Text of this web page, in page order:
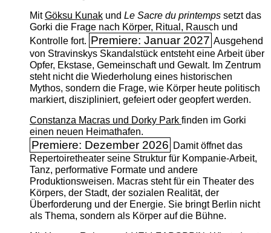
MitGöksu Kunakund Le Sacre du printempssetzt das
Gorki die Frage nach Körper, Ritual, Rausch und
Kontrolle fort. Premiere: Januar 2027 Ausgehend
von Stravinskys Skandalstück entsteht eine Arbeit über
Opfer, Ekstase, Gemeinschaft und Gewalt. Im Zentrum
steht nicht die Wiederholung eines historischen
Mythos, sondern die Frage, wie Körper heute politisch
markiert, diszipliniert, gefeiert oder geopfert werden.
Constanza Macras und Dorky Park finden im Gorki
einen neuen Heimathafen.
Premiere: Dezember 2026 Damit öffnet das
Repertoiretheater seine Struktur für Kompanie-Arbeit,
Tanz, performative Formate und andere
Produktionsweisen. Macras steht für ein Theater des
Körpers, der Stadt, der sozialen Realität, der
Überforderung und der Energie. Sie bringt Berlin nicht
als Thema, sondern als Körper auf die Bühne.